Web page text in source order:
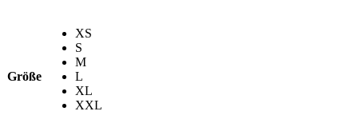
Größe
XS
S
M
L
XL
XXL